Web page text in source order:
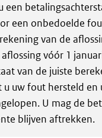
een
een onbedoelde
van de
vóór 1
van de juiste
u uw fout hersteld en
U mag de
blijven aftrekken.